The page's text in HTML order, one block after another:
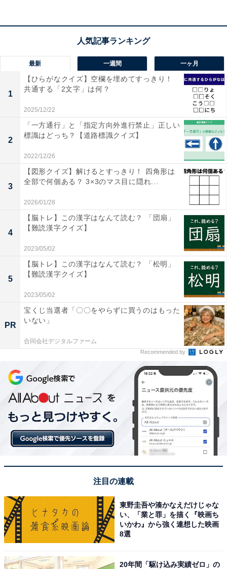
言葉がヒント
1 2
最新 一週間 一ヶ月
1
【ひらがなクイズ】空欄を埋めてすっきり！
共通する「2文字」は何？
2025/12/22
2
「一方通行」と「指定方向外進行禁止」正しい
標識はどっち？【道路標識クイズ】
2022/12/26
3
【図形クイズ】解けるとすっきり！ 四角形は
全部で何個ある？ 3×3のマス目に隠れ...
2026/01/28
4
【脳トレ】この漢字はなんて読む？ 「団扇」
【難読漢字クイズ】
2023/05/02
5
【脳トレ】この漢字はなんて読む？ 「松明」
【難読漢字クイズ】
2023/05/02
PR
宝くじ当選者「〇〇をやらずに買うのはもった
いない」
合同会社デジタルファーム
Recommended by
注目の連載
東野圭吾や湊かなえだけじゃな
い、「業と罪」を描く『映画ち
いかわ』から強く連想した映画
8選
20年間「駆け込み実績ゼロ」の